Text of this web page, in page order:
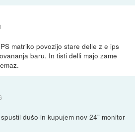
matriko povozijo stare delle z e ips
baru. In tisti delli majo zame
dušo in kupujem nov 24" monitor